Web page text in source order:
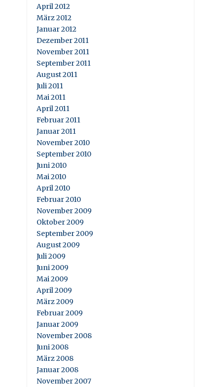
April 2012
März 2012
Januar 2012
Dezember 2011
November 2011
September 2011
August 2011
Juli 2011
Mai 2011
April 2011
Februar 2011
Januar 2011
November 2010
September 2010
Juni 2010
Mai 2010
April 2010
Februar 2010
November 2009
Oktober 2009
September 2009
August 2009
Juli 2009
Juni 2009
Mai 2009
April 2009
März 2009
Februar 2009
Januar 2009
November 2008
Juni 2008
März 2008
Januar 2008
November 2007